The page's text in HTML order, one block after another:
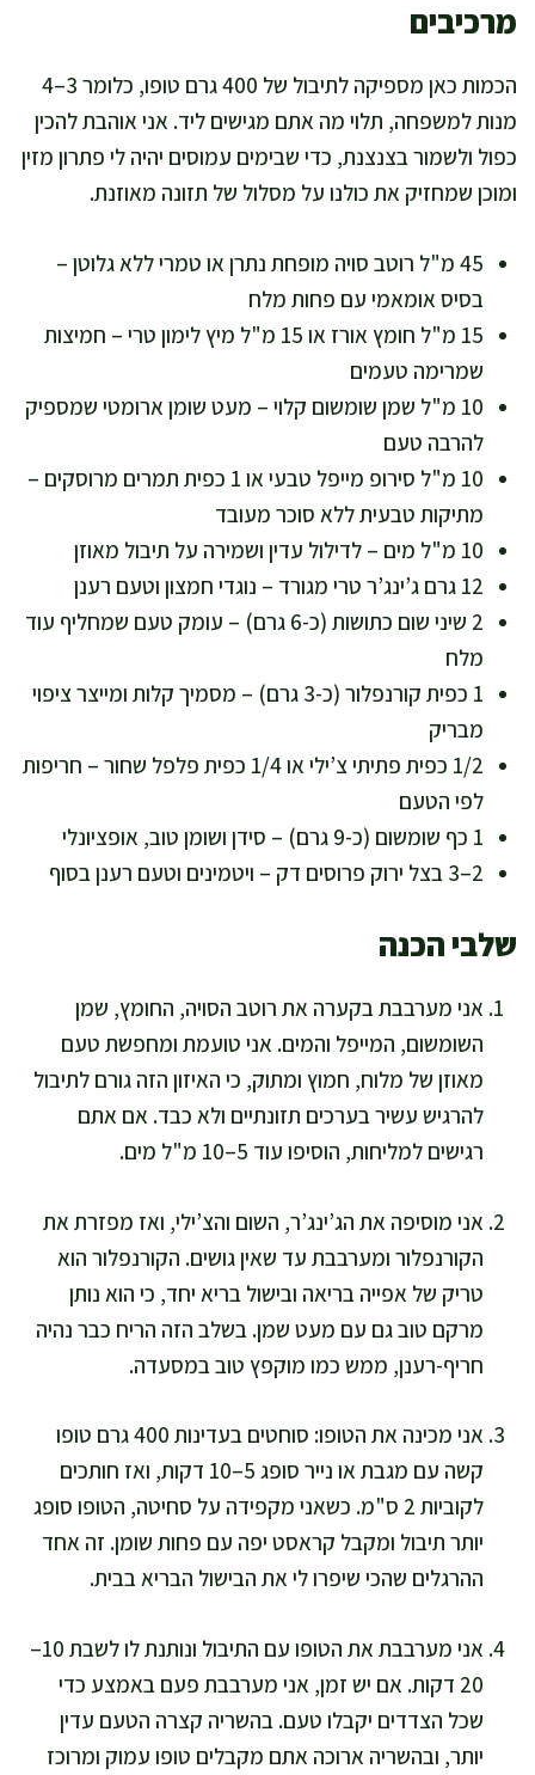
מרכיבים
הכמות כאן מספיקה לתיבול של 400 גרם טופו, כלומר 3–4
מנות למשפחה, תלוי מה אתם מגישים ליד. אני אוהבת להכין
כפול ולשמור בצנצנת, כדי שבימים עמוסים יהיה לי פתרון מזין
ומוכן שמחזיק את כולנו על מסלול של תזונה מאוזנת.
45 מ"ל רוטב סויה מופחת נתרן או טמרי ללא גלוטן –
בסיס אומאמי עם פחות מלח
15 מ"ל חומץ אורז או 15 מ"ל מיץ לימון טרי – חמיצות
שמרימה טעמים
10 מ"ל שמן שומשום קלוי – מעט שומן ארומטי שמספיק
להרבה טעם
10 מ"ל סירופ מייפל טבעי או 1 כפית תמרים מרוסקים –
מתיקות טבעית ללא סוכר מעובד
10 מ"ל מים – לדילול עדין ושמירה על תיבול מאוזן
12 גרם ג’ינג’ר טרי מגורד – נוגדי חמצון וטעם רענן
2 שיני שום כתושות (כ-6 גרם) – עומק טעם שמחליף עוד
מלח
1 כפית קורנפלור (כ-3 גרם) – מסמיך קלות ומייצר ציפוי
מבריק
1/2 כפית פתיתי צ’ילי או 1/4 כפית פלפל שחור – חריפות
לפי הטעם
1 כף שומשום (כ-9 גרם) – סידן ושומן טוב, אופציונלי
2–3 בצל ירוק פרוסים דק – ויטמינים וטעם רענן בסוף
שלבי הכנה
אני מערבבת בקערה את רוטב הסויה, החומץ, שמן
השומשום, המייפל והמים. אני טועמת ומחפשת טעם
מאוזן של מלוח, חמוץ ומתוק, כי האיזון הזה גורם לתיבול
להרגיש עשיר בערכים תזונתיים ולא כבד. אם אתם
רגישים למליחות, הוסיפו עוד 5–10 מ"ל מים.
אני מוסיפה את הג’ינג’ר, השום והצ’ילי, ואז מפזרת את
הקורנפלור ומערבבת עד שאין גושים. הקורנפלור הוא
טריק של אפייה בריאה ובישול בריא יחד, כי הוא נותן
מרקם טוב גם עם מעט שמן. בשלב הזה הריח כבר נהיה
חריף-רענן, ממש כמו מוקפץ טוב במסעדה.
אני מכינה את הטופו: סוחטים בעדינות 400 גרם טופו
קשה עם מגבת או נייר סופג 5–10 דקות, ואז חותכים
לקוביות 2 ס"מ. כשאני מקפידה על סחיטה, הטופו סופג
יותר תיבול ומקבל קראסט יפה עם פחות שומן. זה אחד
ההרגלים שהכי שיפרו לי את הבישול הבריא בבית.
אני מערבבת את הטופו עם התיבול ונותנת לו לשבת 10–
20 דקות. אם יש זמן, אני מערבבת פעם באמצע כדי
שכל הצדדים יקבלו טעם. בהשריה קצרה הטעם עדין
יותר, ובהשריה ארוכה אתם מקבלים טופו עמוק ומרוכז